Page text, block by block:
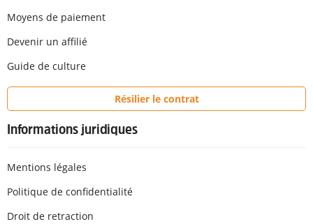
Moyens de paiement
Devenir un affilié
Guide de culture
Résilier le contrat
Informations juridiques
Mentions légales
Politique de confidentialité
Droit de retraction